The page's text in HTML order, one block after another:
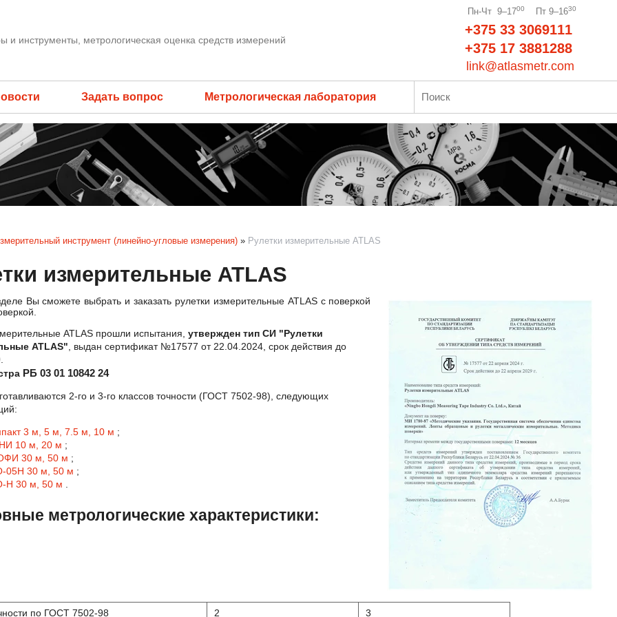
и инструменты, метрологическая оценка средств измерений
Пн-Чт 9–1700 Пт 9–1630
+375 33 3069111
+375 17 3881288
link@atlasmetr.com
Задать вопрос Метрологическая лаборатория
инструмент (линейно-угловые измерения) » Рулетки измерительные ATLAS
измерительные ATLAS
Вы сможете выбрать и заказать рулетки измерительные ATLAS с поверкой
ATLAS прошли испытания, утвержден тип СИ "Рулетки
ATLAS", выдан сертификат №17577 от 22.04.2024, срок действия до
РБ 03 01 10842 24
2-го и 3-го классов точности (ГОСТ 7502-98), следующих
3 м, 5 м, 7.5 м, 10 м ;
10 м, 20 м ;
30 м, 50 м ;
05Н 30 м, 50 м ;
Н 30 м, 50 м .
метрологические характеристики:
по ГОСТ 7502-98 2
3